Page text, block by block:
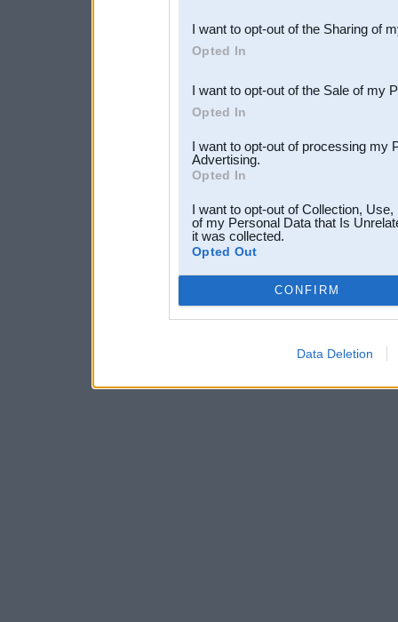
Downstream Participants
third parties.
I want to opt-out of the Sharing of
Opted In
I want to opt-out of the Sale of my
Opted In
I want to opt-out of processing my
Advertising.
Opted In
I want to opt-out of Collection,
of my Personal Data that Is
it was collected.
Opted Out
CONFIRM
Data Deletion